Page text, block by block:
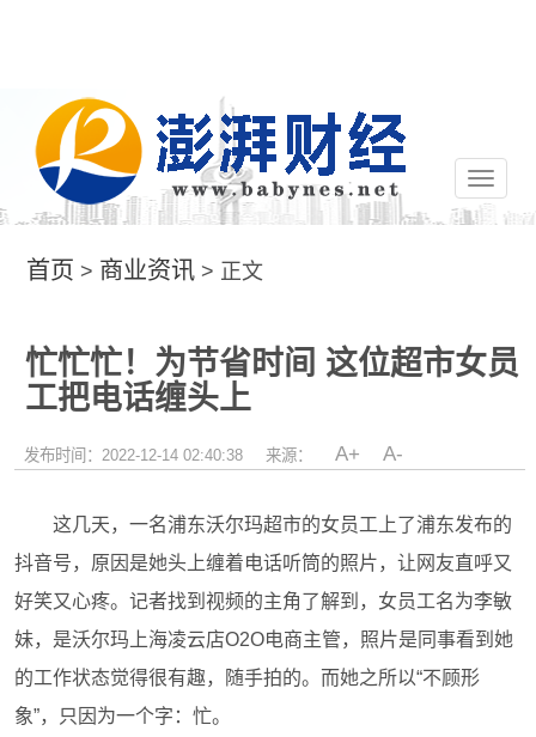
切
换
导
首页 > 商业资讯 > 正文
忙忙忙！为节省时间 这位超市女员
工把电话缠头上
发布时间：2022-12-14 02:40:38 来源： A+ A-
这几天，一名浦东沃尔玛超市的女员工上了浦东发布的
抖音号，原因是她头上缠着电话听筒的照片，让网友直呼又
好笑又心疼。记者找到视频的主角了解到，女员工名为李敏
妹，是沃尔玛上海凌云店O2O电商主管，照片是同事看到她
的工作状态觉得很有趣，随手拍的。而她之所以“不顾形
象”，只因为一个字：忙。